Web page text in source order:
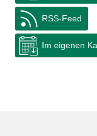
RSS-Feed
Im eigenen